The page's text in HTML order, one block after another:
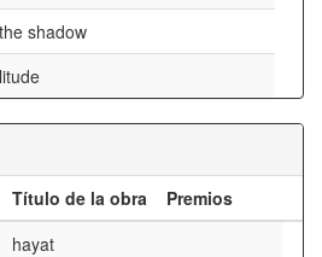
shadow
Título de la obra
Premios
hayat